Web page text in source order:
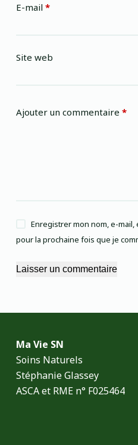
E-mail*
Site web
Ajouter un commentaire *
Enregistrer mon nom, e-
pour la prochaine fois que je
Laisser un commentaire
Ma Vie SN
Soins Naturels
Stéphanie Glassey
ASCA et RME n° F025464